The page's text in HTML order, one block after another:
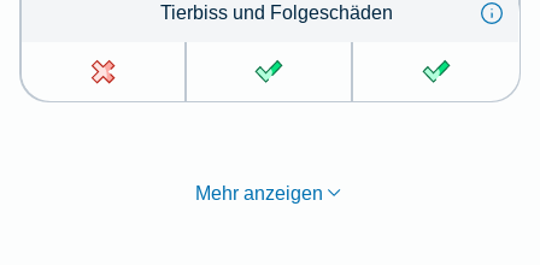
Tier­biss und Folge­schä­den
Mehr anzeigen